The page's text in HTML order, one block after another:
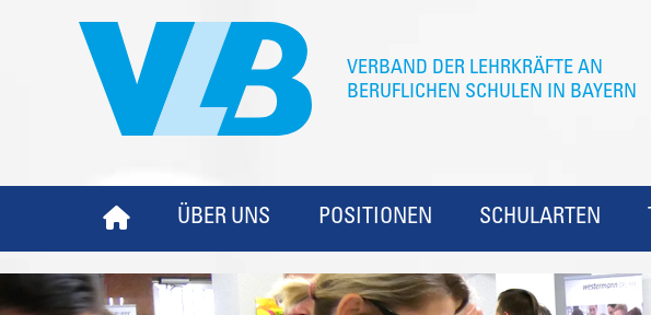
ÜBER UNS POSITIONEN SCHULARTEN